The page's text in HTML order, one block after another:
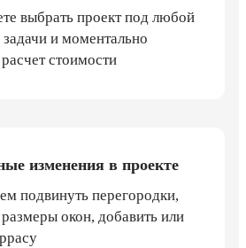
выбрать проект под любой
и моментально
стоимости
изменения в проекте
подвинуть перегородки,
окон, добавить или